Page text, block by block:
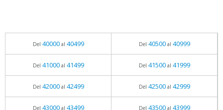
Del 40000al 40499 Del 40500al 40999
Del 41000al 41499 Del 41500al 41999
Del 42000al 42499 Del 42500al 42999
Del 43000al 43499 Del 43500al 43999